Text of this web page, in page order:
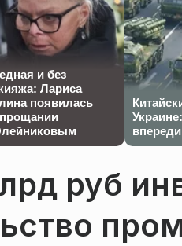
и без
Лариса
появилась
впереди
руб